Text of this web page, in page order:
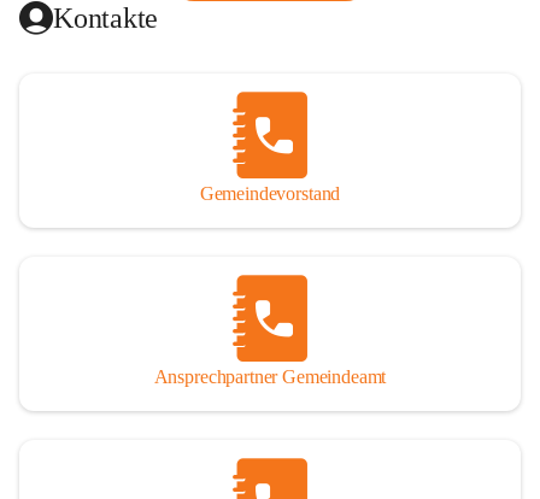
Kontakte
Gemeindevorstand
Ansprechpartner Gemeindeamt